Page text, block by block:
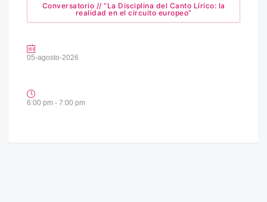
Conversatorio // “La Disciplina del Canto Lírico: la
realidad en el circuito europeo”
05-agosto-2026
6:00 pm - 7:00 pm